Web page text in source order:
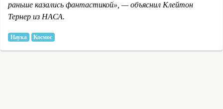
раньше казались фантастикой», — объяснил Клейтон
Тернер из НАСА.
Наука Космос